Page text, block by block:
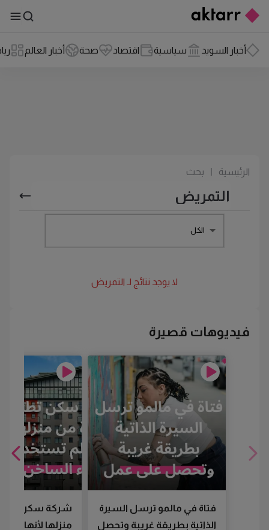
أخبار السويد سياسية اقتصاد صحة أخبار العالم
الرئيسية بحث
الكل
لا يوجد نتائج لـ التمريض
فيديوهات قصيرة
فتاة في مالمو ترسل السيرة
الذاتية بطريقة غريبة وتحصل
شركة سكن
منزلها لأنها لم